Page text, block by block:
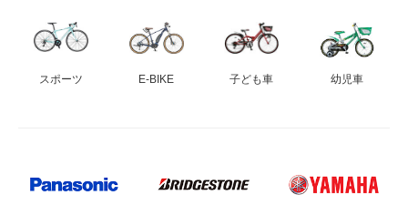
スポーツ E-BIKE 子ども車 幼児車